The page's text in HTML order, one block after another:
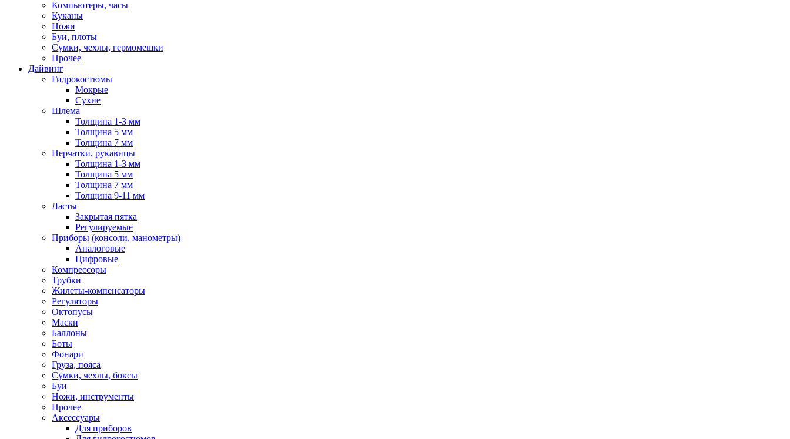
Компьютеры, часы
Куканы
Ножи
Буи, плоты
Сумки, чехлы, гермомешки
Прочее
Дайвинг
Гидрокостюмы
Мокрые
Сухие
Шлема
Толщина 1-3 мм
Толщина 5 мм
Толщина 7 мм
Перчатки, рукавицы
Толщина 1-3 мм
Толщина 5 мм
Толщина 7 мм
Толщина 9-11 мм
Ласты
Закрытая пятка
Регулируемые
Приборы (консоли, манометры)
Аналоговые
Цифровые
Компрессоры
Трубки
Жилеты-компенсаторы
Регуляторы
Октопусы
Маски
Баллоны
Боты
Фонари
Груза, пояса
Сумки, чехлы, боксы
Буи
Ножи, инструменты
Прочее
Аксессуары
Для приборов